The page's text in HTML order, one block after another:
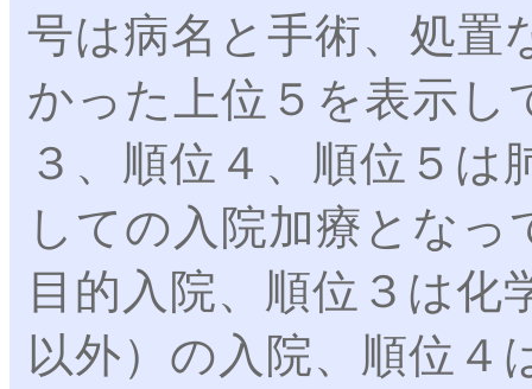
号は病名と手術、処置
かった上位５を表示し
３、順位４、順位５は
しての入院加療とな
目的入院、順位３は化
以外）の入院、順位４